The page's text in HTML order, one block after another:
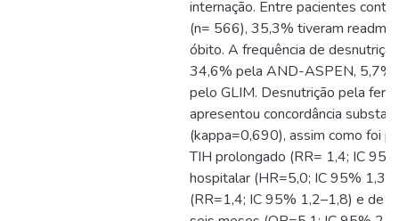
internação. Entre pacientes
(n= 566), 35,3% tiveram
óbito. A frequência de
34,6% pela AND-ASPEN, 5,7%
pelo GLIM. Desnutrição pela
apresentou concordância
(kappa=0,690), assim como foi
TIH prolongado (RR= 1,4; IC
hospitalar (HR=5,0; IC 95% 1,3–
(RR=1,4; IC 95% 1,2–1,8) e de